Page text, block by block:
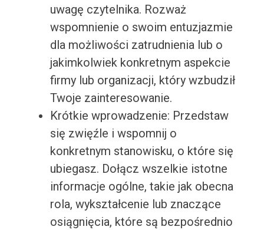
uwagę czytelnika. Rozważ
wspomnienie o swoim entuzjazmie
dla możliwości zatrudnienia lub o
jakimkolwiek konkretnym aspekcie
firmy lub organizacji, który wzbudził
Twoje zainteresowanie.
Krótkie wprowadzenie: Przedstaw
się zwięźle i wspomnij o
konkretnym stanowisku, o które się
ubiegasz. Dołącz wszelkie istotne
informacje ogólne, takie jak obecna
rola, wykształcenie lub znaczące
osiągnięcia, które są bezpośrednio